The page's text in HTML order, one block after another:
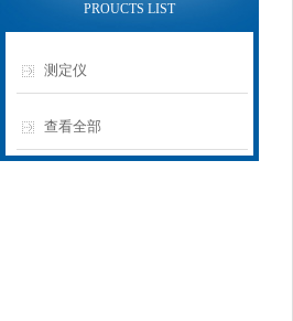
PROUCTS LIST
测定仪
查看全部